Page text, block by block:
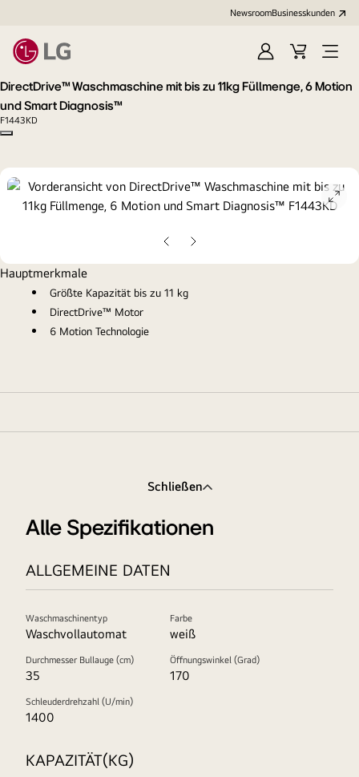
NewsroomBusinesskunden
AnmeldenWarenkorb
Menü
DirectDrive™ Waschmaschine mit bis zu 11kg Füllmenge, 6 Motion
und Smart Diagnosis™
F1443KD
Copy model name
open
Vorherige
Folie
Nächste
Folie
Hauptmerkmale
Größte Kapazität bis zu 11 kg
DirectDrive™ Motor
6 Motion Technologie
Schließen
Alle Spezifikationen
ALLGEMEINE DATEN
Waschmaschinentyp
Waschvollautomat
Farbe
weiß
Durchmesser Bullauge (cm)
35
Öffnungswinkel (Grad)
170
Schleuderdrehzahl (U/min)
1400
KAPAZITÄT(KG)